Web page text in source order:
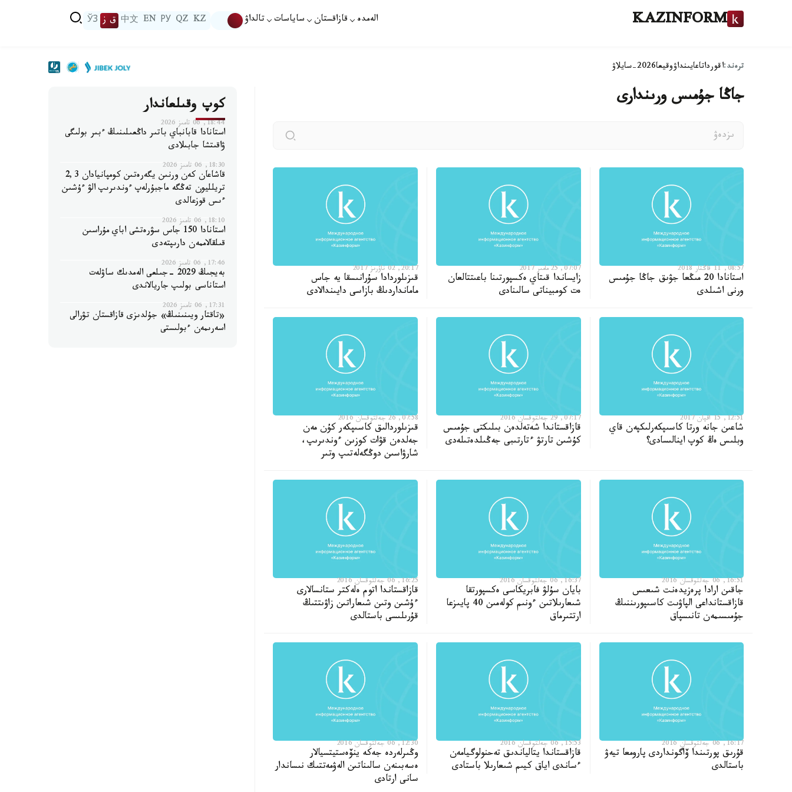
KAZINFORM الەمدە قازاقستان ساياسات تالداۋ KZ
QZ
РУ
EN
中文 ق ز ЎЗ
ترەند:اقورداتاعايىنداۋوقيعا2026-سايلاۋ
جاڭا جۇمىس ورىندارى
08:57, 11 قاڭتار 2018
استانادا 20 مىڭعا جۋىق جاڭا جۇمىس
ورنى اشىلدى
07:07, 25 مامىر 2017
زايساندا قىتاي ەكسپورتىنا باعىتتالعان
ەت كومبيناتى سالىنادى
20:17, 02 ناۋرىز 2017
قىزىلوردادا سۇرانىسقا يە جاس
مامانداردىڭ بازاسى دايىندالادى
12:51, 15 اقپان 2017
شاعىن جانە ورتا كاسىپكەرلىكپەن قاي
وبلىس ەڭ كوپ اينالىسادى؟
07:17, 29 جەلتوقسان 2016
قازاقستاندا شەتەلدەن بىلىكتى جۇمىس
كۇشىن تارتۋ ءتارتىبى جەڭىلدەتىلەدى
07:58, 26 جەلتوقسان 2016
قىزىلوردالىق كاسىپكەر كۇن مەن
جەلدەن قۋات كوزىن ءوندىرىپ،
شارۋاسىن دوڭگەلەتىپ وتىر
16:51, 06 جەلتوقسان 2016
جاقىن ارادا پرەزيدەنت شىعىس
قازاقستانداعى الپاۋىت كاسىپورىننىڭ
جۇمىسىمەن تانىسپاق
16:37, 06 جەلتوقسان 2016
بايان سۇلۋ فابريكاسى ەكسپورتقا
شىعارىلاتىن ءونىم كولەمىن 40 پايىزعا
ارتتىرماق
16:25, 06 جەلتوقسان 2016
قازاقستاندا اتوم ەلەكتر ستانسالارى
ءۇشىن وتىن شىعاراتىن زاۋىتتىڭ
قۇرىلىسى باستالدى
16:17, 06 جەلتوقسان 2016
قۇرىق پورتىندا ۆاگونداردى پارومعا تيەۋ
باستالدى
15:53, 06 جەلتوقسان 2016
قازاقستاندا يتالياندىق تەحنولوگيامەن
ءساندى اياق كيىم شىعارىلا باستادى
12:30, 06 جەلتوقسان 2016
وڭىرلەردە جەكە ينۆەستيتسيالار
ەسەبىنەن سالىناتىن الەۋمەتتىك نىساندار
سانى ارتادى
كوپ وقىلعاندار
18:44, 06 تامىز 2026
استانادا قابانباي باتىر داڭعىلىنىڭ ءبىر بولىگى
ۋاقىتشا جابىلادى
18:30, 06 تامىز 2026
قاشاعان كەن ورنىن يگەرەتىن كومپانيادان 2,3
تريلليون تەڭگە ماجبۇرلەپ ءوندىرىپ الۋ ءۇشىن
ءىس قوزعالدى
18:10, 06 تامىز 2026
استانادا 150 جاس سۋرەتشى اباي مۇراسىن
قىلقالاممەن دارىپتەدى
17:46, 06 تامىز 2026
بەيجىڭ 2029 -جىلعى الەمدىك ساۋلەت
استاناسى بولىپ جاريالاندى
17:31, 06 تامىز 2026
«تاقتار ويىنىنىڭ» جۇلدىزى قازاقستان تۋرالى
اسەرىمەن ءبولىستى